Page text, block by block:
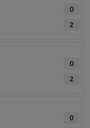
1
4
4
0
2
0
2
0